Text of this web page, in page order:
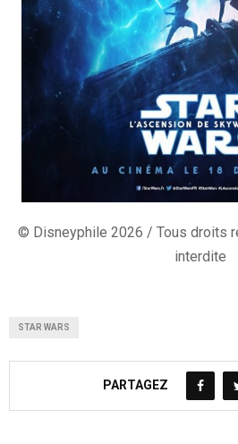
© Disneyphile 2026 / Tous droits
interdite
STAR WARS
PARTAGEZ